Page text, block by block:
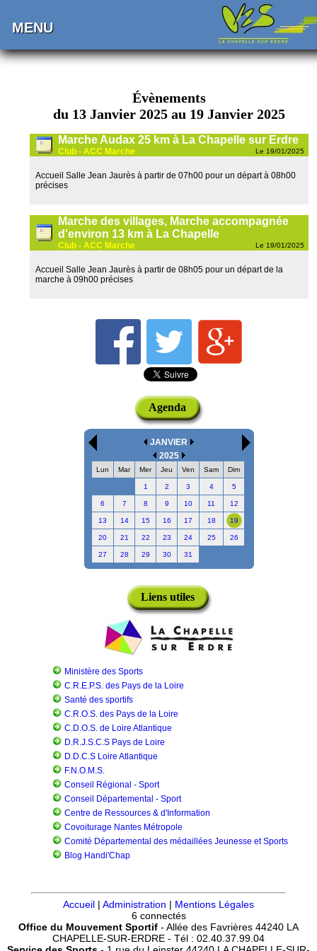
MENU
Évènements
du 13 Janvier 2025 au 19 Janvier 2025
Marche Audax 25 km à La Chapelle sur Erdre
Club - ACC Marche Le 19/01/2025
Accueil Salle Jean Jaurès à partir de 07h00 pour un départ à 08h00
précises
Marche des villages, Marche accompagnée
d'environ 13 km à La Chapelle
Club - ACC Marche Le 19/01/2025
Accueil Salle Jean Jaurès à partir de 08h05 pour un départ de la
marche à 09h00 précises
Agenda
JANVIER
2025
Lun Mar Mer Jeu Ven Sam Dim
1 2 3 4 5
6 7 8 9 10 11 12
13 14 15 16 17 18 19
20 21 22 23 24 25 26
27 28 29 30 31
Liens utiles
Ministère des Sports
C.R.E.P.S. des Pays de la Loire
Santé des sportifs
C.R.O.S. des Pays de la Loire
C.D.O.S. de Loire Atlantique
D.R.J.S.C.S Pays de Loire
D.D.C.S Loire Atlantique
F.N.O.M.S.
Conseil Régional - Sport
Conseil Départemental - Sport
Centre de Ressources & d'Information
Covoiturage Nantes Métropole
Comité Départemental des médaillées Jeunesse et Sports
Blog Handi'Chap
Accueil | Administration | Mentions Légales
6 connectés
Office du Mouvement Sportif - Allée des Favrières 44240 LA
CHAPELLE-SUR-ERDRE - Tél : 02.40.37.99.04